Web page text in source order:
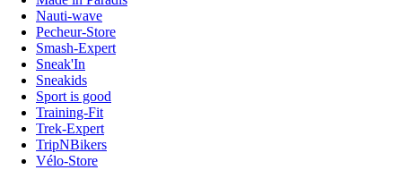
Nauti-wave
Pecheur-Store
Smash-Expert
Sneak'In
Sneakids
Sport is good
Training-Fit
Trek-Expert
TripNBikers
Vélo-Store